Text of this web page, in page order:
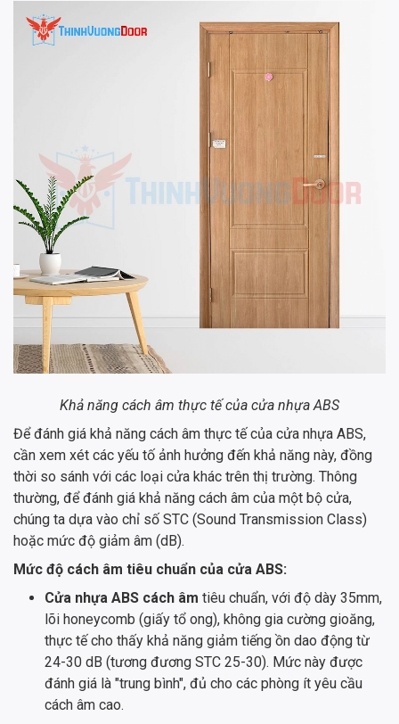
Khả năng cách âm thực tế của cửa nhựa ABS
Để đánh giá khả năng cách âm thực tế của cửa nhựa ABS,
cần xem xét các yếu tố ảnh hưởng đến khả năng này, đồng
thời so sánh với các loại cửa khác trên thị trường. Thông
thường, để đánh giá khả năng cách âm của một bộ cửa,
chúng ta dựa vào chỉ số STC (Sound Transmission Class)
hoặc mức độ giảm âm (dB).
Mức độ cách âm tiêu chuẩn của cửa ABS:
Cửa nhựa ABS cách âm tiêu chuẩn, với độ dày 35mm,
lõi honeycomb (giấy tổ ong), không gia cường gioăng,
thực tế cho thấy khả năng giảm tiếng ồn dao động từ
24-30 dB (tương đương STC 25-30). Mức này được
đánh giá là "trung bình", đủ cho các phòng ít yêu cầu
cách âm cao.